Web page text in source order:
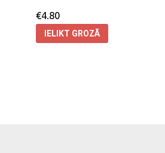
€4.80
IELIKT GROZĀ